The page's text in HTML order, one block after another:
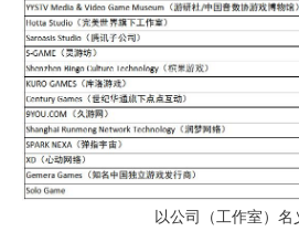
以公司（工作室）名